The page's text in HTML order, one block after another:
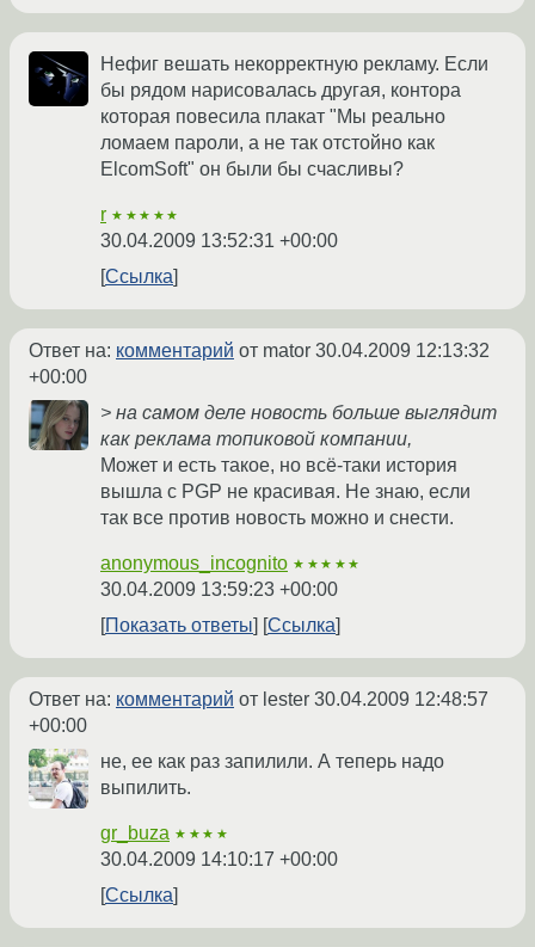
Нефиг вешать некорректную рекламу. Если
бы рядом нарисовалась другая, контора
которая повесила плакат "Мы реально
ломаем пароли, а не так отстойно как
ElcomSoft" он были бы счасливы?
r ★★★★★
30.04.2009 13:52:31 +00:00
Ссылка
Ответ на: комментарий от mator 30.04.2009 12:13:32
+00:00
> на самом деле новость больше выглядит
как реклама топиковой компании,
Может и есть такое, но всё-таки история
вышла с PGP не красивая. Не знаю, если
так все против новость можно и снести.
anonymous_incognito ★★★★★
30.04.2009 13:59:23 +00:00
Показать ответы
Ссылка
Ответ на: комментарий от lester 30.04.2009 12:48:57
+00:00
не, ее как раз запилили. А теперь надо
выпилить.
gr_buza ★★★★
30.04.2009 14:10:17 +00:00
Ссылка